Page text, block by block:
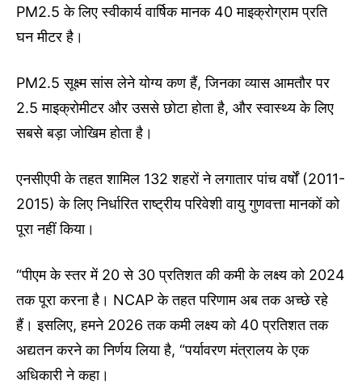
PM2.5 के लिए स्वीकार्य वार्षिक मानक 40 माइक्रोग्राम प्रति
घन मीटर है।
PM2.5 सूक्ष्म सांस लेने योग्य कण हैं, जिनका व्यास आमतौर पर
2.5 माइक्रोमीटर और उससे छोटा होता है, और स्वास्थ्य के लिए
सबसे बड़ा जोखिम होता है।
एनसीएपी के तहत शामिल 132 शहरों ने लगातार पांच वर्षों (2011-
2015) के लिए निर्धारित राष्ट्रीय परिवेशी वायु गुणवत्ता मानकों को
पूरा नहीं किया।
“पीएम के स्तर में 20 से 30 प्रतिशत की कमी के लक्ष्य को 2024
तक पूरा करना है। NCAP के तहत परिणाम अब तक अच्छे रहे
हैं। इसलिए, हमने 2026 तक कमी लक्ष्य को 40 प्रतिशत तक
अद्यतन करने का निर्णय लिया है, “पर्यावरण मंत्रालय के एक
अधिकारी ने कहा।